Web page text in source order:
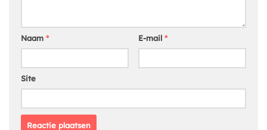
Naam * E-mail *
Site